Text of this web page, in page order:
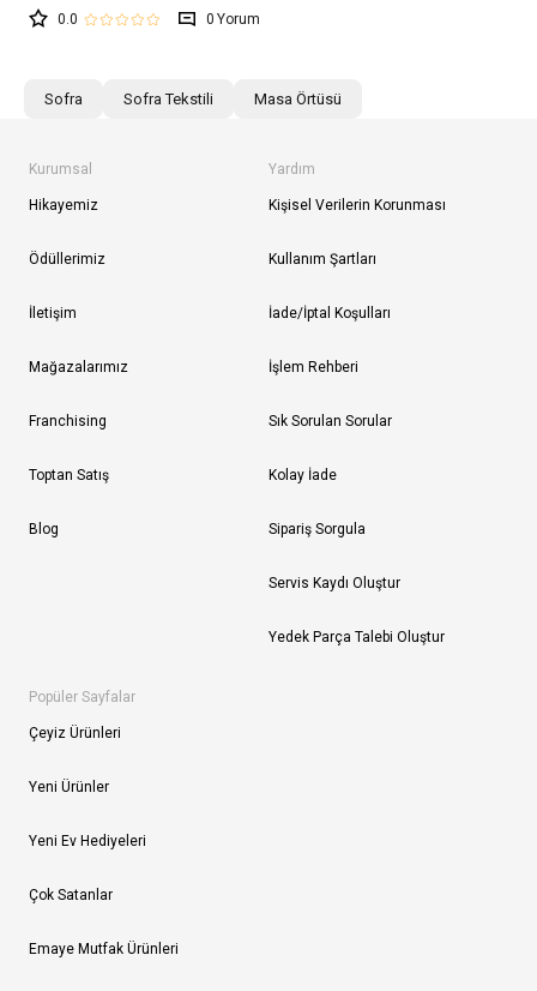
0.0 0
Sofra Sofra Tekstili Masa Örtüsü
Kurumsal
Hikayemiz
Ödüllerimiz
İletişim
Mağazalarımız
Franchising
Toptan Satış
Blog
Yardım
Kişisel Verilerin Korunması
Kullanım Şartları
İade/İptal Koşulları
İşlem Rehberi
Sık Sorulan Sorular
Kolay İade
Sipariş Sorgula
Servis Kaydı Oluştur
Yedek Parça Talebi Oluştur
Popüler Sayfalar
Çeyiz Ürünleri
Yeni Ürünler
Yeni Ev Hediyeleri
Çok Satanlar
Emaye Mutfak Ürünleri